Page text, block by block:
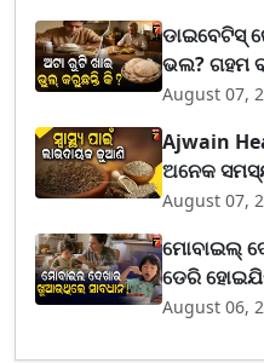
ଡାଇବେଟିସ୍
ଭଲ? ଗହମ
August 07,
Ajwain
ଅନେକ
August 07,
ମୋବାଇଲ୍
ଡେରି
August 06,